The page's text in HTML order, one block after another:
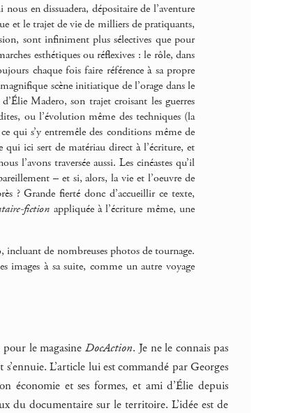
en dissuadera, dépositaire de l’aventure
et le trajet de vie de milliers de pratiquants,
sont infiniment plus sélectives que pour
esthétiques ou réflexives : le rôle, dans
chaque fois faire référence à sa propre
scène initiatique de l’orage dans le
Madero, son trajet croisant les guerres
ou l’évolution même des techniques (la
qui s’y entremêle des conditions même de
qui ici sert de matériau direct à l’écriture, et
l’avons traversée aussi. Les cinéastes qu’il
– et si, alors, la vie et l’oeuvre de
? Grande fierté donc d’accueillir ce texte,
fiction appliquée à l’écriture même, une
incluant de nombreuses photos de tournage.
images à sa suite, comme un autre voyage
pour le magasineDocAction. Je ne le connais pas
L’article lui est commandé par Georges
économie et ses formes, et ami d’Élie depuis
du documentaire sur le territoire. L’idée est de